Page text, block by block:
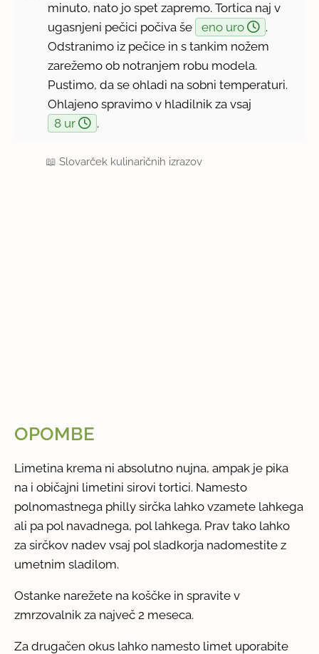
minuto, nato jo spet zapremo. Tortica naj v
ugasnjeni pečici počiva še
eno uro
.
Odstranimo iz pečice in s tankim nožem
zarežemo ob notranjem robu modela.
Pustimo, da se ohladi na sobni temperaturi.
Ohlajeno spravimo v hladilnik za vsaj
8 ur
.
📖Slovarček kulinaričnih izrazov
OPOMBE
Limetina krema ni absolutno nujna, ampak je pika
na i običajni limetini sirovi tortici. Namesto
polnomastnega philly sirčka lahko vzamete lahkega
ali pa pol navadnega, pol lahkega. Prav tako lahko
za sirčkov nadev vsaj pol sladkorja nadomestite z
umetnim sladilom.
Ostanke narežete na koščke in spravite v
zmrzovalnik za največ 2 meseca.
Za drugačen okus lahko namesto limet uporabite